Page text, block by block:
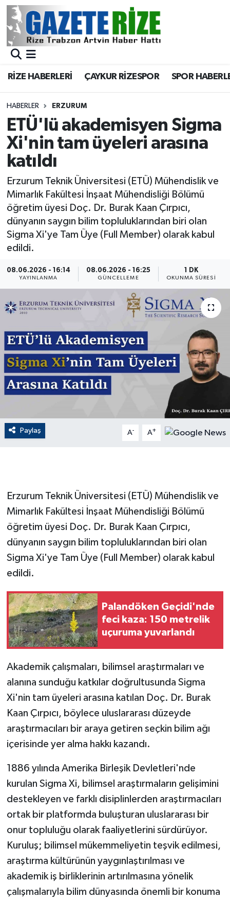
RİZE HABERLERİ ÇAYKUR RİZESPOR SPOR
HABERLER ERZURUM
ETÜ'lü akademisyen Sigma
Xi'nin tam üyeleri arasına
katıldı
Erzurum Teknik Üniversitesi (ETÜ) Mühendislik ve
Mimarlık Fakültesi İnşaat Mühendisliği Bölümü
öğretim üyesi Doç. Dr. Burak Kaan Çırpıcı,
dünyanın saygın bilim topluluklarından biri olan
Sigma Xi'ye Tam Üye (Full Member) olarak kabul
edildi.
08.06.2026 - 16:14
YAYINLANMA
08.06.2026 - 16:25
GÜNCELLEME
1 DK
OKUNMA SÜRESI
Paylaş A- A+
Erzurum Teknik Üniversitesi (ETÜ) Mühendislik ve
Mimarlık Fakültesi İnşaat Mühendisliği Bölümü
öğretim üyesi Doç. Dr. Burak Kaan Çırpıcı,
dünyanın saygın bilim topluluklarından biri olan
Sigma Xi'ye Tam Üye (Full Member) olarak kabul
edildi.
Palandöken Geçidi'nde
feci kaza: 150 metrelik
uçuruma yuvarlandı
Akademik çalışmaları, bilimsel araştırmaları ve
alanına sunduğu katkılar doğrultusunda Sigma
Xi'nin tam üyeleri arasına katılan Doç. Dr. Burak
Kaan Çırpıcı, böylece uluslararası düzeyde
araştırmacıları bir araya getiren seçkin bilim ağı
içerisinde yer alma hakkı kazandı.
1886 yılında Amerika Birleşik Devletleri'nde
kurulan Sigma Xi, bilimsel araştırmaların gelişimini
destekleyen ve farklı disiplinlerden araştırmacıları
ortak bir platformda buluşturan uluslararası bir
onur topluluğu olarak faaliyetlerini sürdürüyor.
Kuruluş; bilimsel mükemmeliyetin teşvik edilmesi,
araştırma kültürünün yaygınlaştırılması ve
akademik iş birliklerinin artırılmasına yönelik
çalışmalarıyla bilim dünyasında önemli bir konuma
BÖLGEMİZ
Asayiş
Rize Jandarma Komutanlığı
Bilim Teknoloji
Advertising news
Canlı Maç
ÇEVRE
Dış Haberler
Dünya
EKONOMİ
English News
Flaş Haber
GÜNDEM
HABERDE İNSAN
İNSAN
İş Dünyası
Jandarma
Kadın
KÜLTÜR SANAT
MAGAZİN
Otomobil
POLİTİKA
Sağlık
SİYASET
SPOR HABERLERİ
TEKNOLOJİ
Merkez Nöbetçi Eczaneler
Merkez Trafik Yoğunluk Haritası
Süper Lig Puan Durumu ve Fikstür
Tüm Manşetler
Haber Arşivi